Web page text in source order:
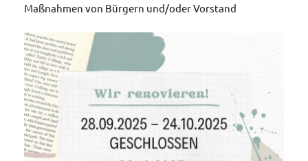
Maßnahmen von Bürgern und/oder Vorstand